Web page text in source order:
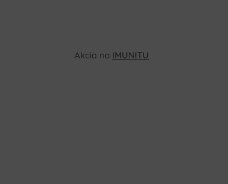
Akcia na IMUNITU